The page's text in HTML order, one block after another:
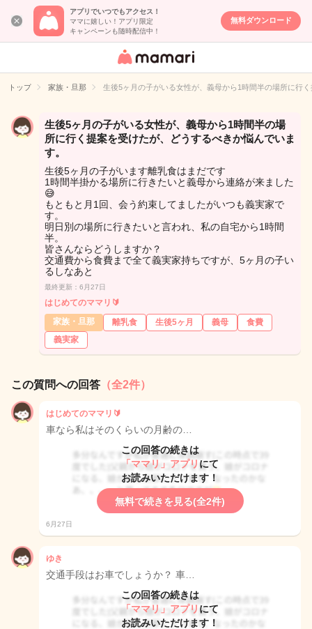
アプリでいつでもアクセス！
ママに嬉しい！アプリ限定
キャンペーンも随時配信中！
無料ダウンロード
女性専用匿名QA
イト
トップ 家族・旦那 生後5ヶ月の子がいる女性が、義母から1時間半の場所に行
生後5ヶ月の子がいる女性が、義母から1時間半の場
所に行く提案を受けたが、どうするべきか悩んでいま
す。
生後5ヶ月の子がいます離乳食はまだです
1時間半掛かる場所に行きたいと義母から連絡が来ました
😅
もともと月1回、会う約束してましたがいつも義実家で
す。
明日別の場所に行きたいと言われ、私の自宅から1時間
半。
皆さんならどうしますか？
交通費から食費まで全て義実家持ちですが、5ヶ月の子い
るしなあと
最終更新：6月27日
はじめてのママリ🔰
家族・旦那
離乳食 生後5ヶ月 義母
食費
義実家
この質問への回答 （全2件）
はじめてのママリ🔰
車なら私はそのくらいの月齢の…
この回答の続きは
「ママリ」アプリ にて
お読みいただけます！
無料で続きを見る(全2件)
6月27日
ゆき
交通手段はお車でしょうか？ 車…
この回答の続きは
「ママリ」アプリ にて
お読みいただけます！